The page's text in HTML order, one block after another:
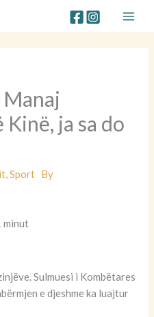
ja sa do
,Sport By
minut
Sulmuesi i Kombëtares
e djeshme ka luajtur